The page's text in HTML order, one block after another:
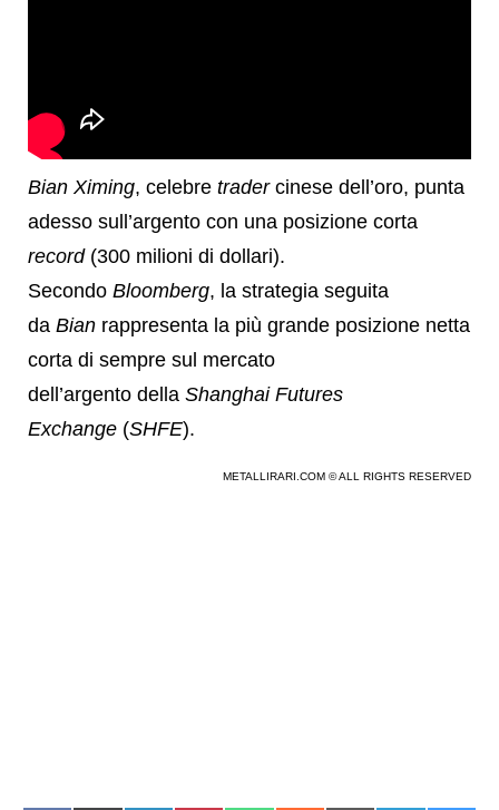
Bian Ximing, celebre trader cinese dell’oro, punta
adesso sull’argento con una posizione corta
record (300 milioni di dollari).
Secondo Bloomberg, la strategia seguita
da Bian rappresenta la più grande posizione netta
corta di sempre sul mercato
dell’argento della Shanghai Futures
Exchange (SHFE).
METALLIRARI.COM © ALL RIGHTS RESERVED